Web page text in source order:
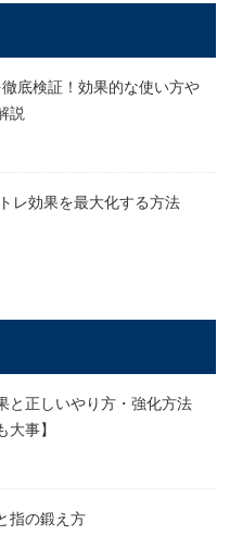
底検証！効果的な使い方や
説
レ効果を最大化する方法
と正しいやり方・強化方法
大事】
指の鍛え方